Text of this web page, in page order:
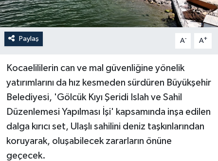
Paylaş A- A+
Kocaelililerin can ve mal güvenliğine yönelik
yatırımlarını da hız kesmeden sürdüren Büyükşehir
Belediyesi, 'Gölcük Kıyı Şeridi Islah ve Sahil
Düzenlemesi Yapılması İşi' kapsamında inşa edilen
dalga kırıcı set, Ulaşlı sahilini deniz taşkınlarından
koruyarak, oluşabilecek zararların önüne
geçecek.